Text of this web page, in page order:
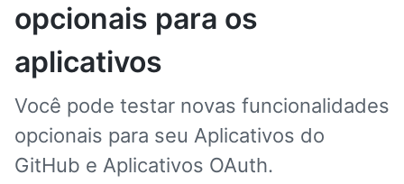
opcionais para os
aplicativos
Você pode testar novas funcionalidades
opcionais para seu Aplicativos do
GitHub e Aplicativos OAuth.